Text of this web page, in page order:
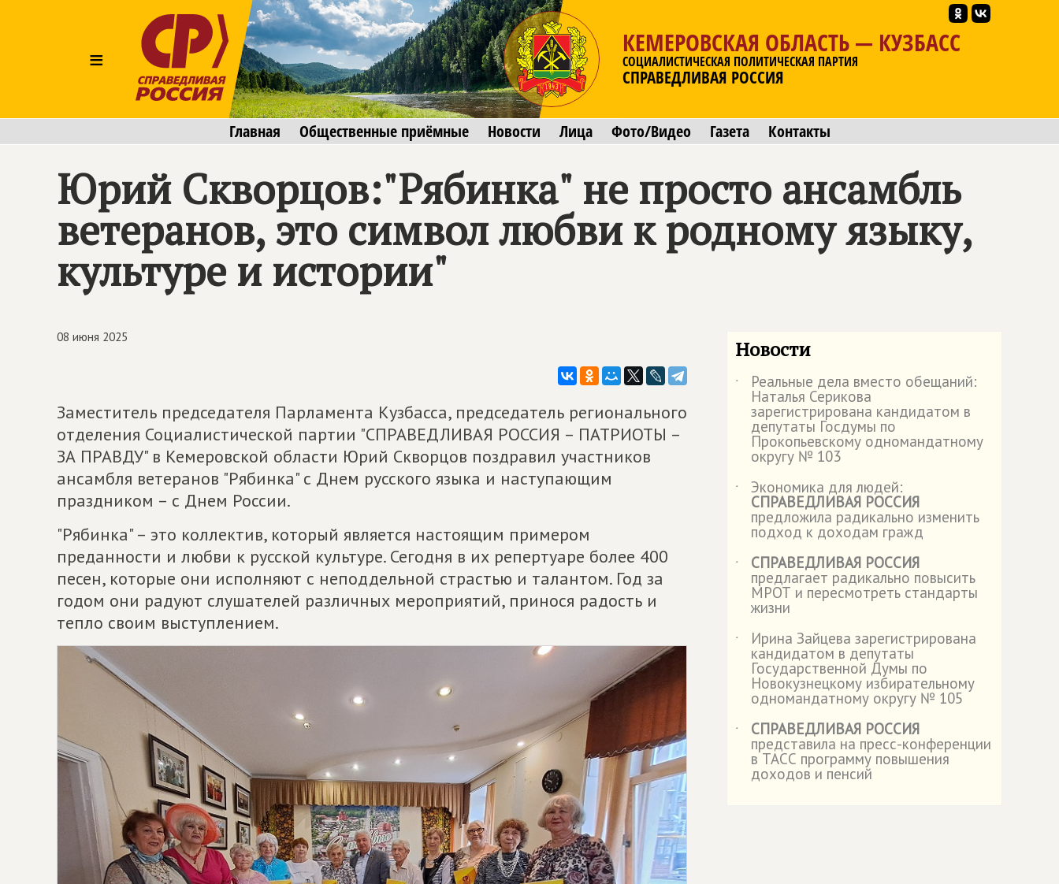
≡
КЕМЕРОВСКАЯ ОБЛАСТЬ — КУЗБАСС
СОЦИАЛИСТИЧЕСКАЯ ПОЛИТИЧЕСКАЯ ПАРТИЯ
СПРАВЕДЛИВАЯ РОССИЯ
Главная Общественные приёмные Новости Лица Фото/Видео Газета Контакты
Юрий Скворцов:"Рябинка" не просто ансамбль
ветеранов, это символ любви к родному языку,
культуре и истории"
08 июня 2025
Заместитель председателя Парламента Кузбасса, председатель регионального
отделения Социалистической партии "СПРАВЕДЛИВАЯ РОССИЯ – ПАТРИОТЫ –
ЗА ПРАВДУ" в Кемеровской области Юрий Скворцов поздравил участников
ансамбля ветеранов "Рябинка" с Днем русского языка и наступающим
праздником – с Днем России.
"Рябинка" – это коллектив, который является настоящим примером
преданности и любви к русской культуре. Сегодня в их репертуаре более 400
песен, которые они исполняют с неподдельной страстью и талантом. Год за
годом они радуют слушателей различных мероприятий, принося радость и
тепло своим выступлением.
Новости
˙ Реальные дела вместо обещаний:
Наталья Серикова
зарегистрирована кандидатом в
депутаты Госдумы по
Прокопьевскому одномандатному
округу № 103
˙
Экономика для людей:
СПРАВЕДЛИВАЯ РОССИЯ
предложила радикально изменить
подход к доходам гражд
˙
СПРАВЕДЛИВАЯ РОССИЯ
предлагает радикально повысить
МРОТ и пересмотреть стандарты
жизни
˙
Ирина Зайцева зарегистрирована
кандидатом в депутаты
Государственной Думы по
Новокузнецкому избирательному
одномандатному округу № 105
˙
СПРАВЕДЛИВАЯ РОССИЯ
представила на пресс-конференции
в ТАСС программу повышения
доходов и пенсий